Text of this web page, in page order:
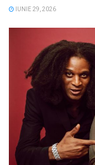
IUNIE 29, 2026